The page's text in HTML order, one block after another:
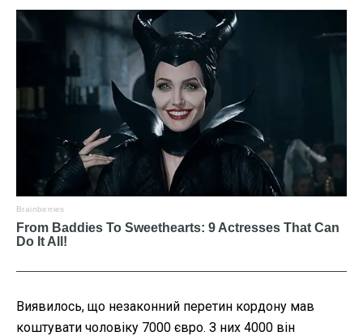
Виявилось, що незаконний перетин кордону мав
коштувати чоловіку 7000 євро. З них 4000 він